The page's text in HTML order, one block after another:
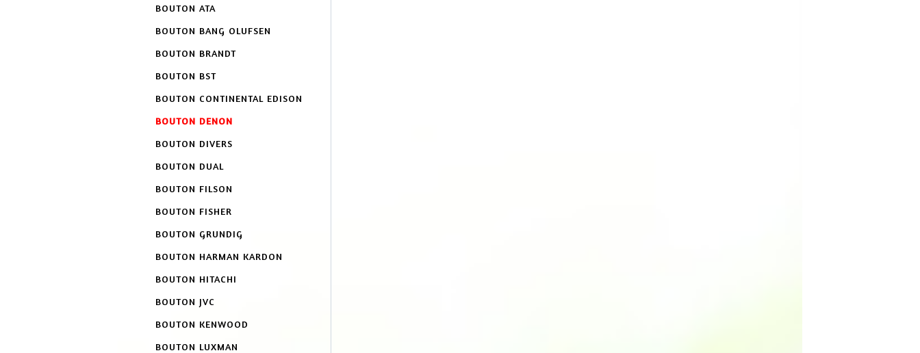
BOUTON ATA
BOUTON BANG OLUFSEN
BOUTON BRANDT
BOUTON BST
BOUTON CONTINENTAL EDISON
BOUTON DENON
BOUTON DIVERS
BOUTON DUAL
BOUTON FILSON
BOUTON FISHER
BOUTON GRUNDIG
BOUTON HARMAN KARDON
BOUTON HITACHI
BOUTON JVC
BOUTON KENWOOD
BOUTON LUXMAN